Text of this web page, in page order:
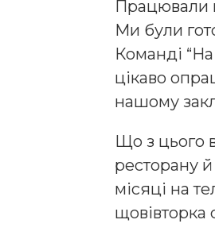
Працювали
Ми були
Команді
цікаво
нашому
Що з цього
ресторану
місяці на
щовівторка